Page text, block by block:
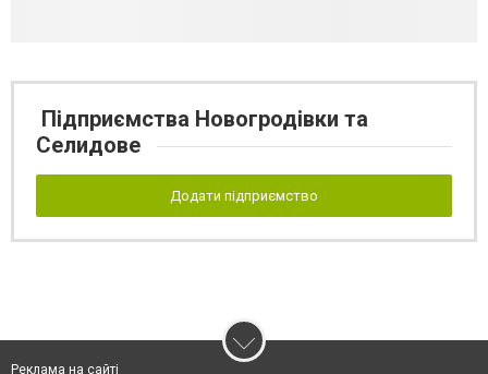
Підприємства Новогродівки та
Селидове
Додати підприємство
Реклама на сайті